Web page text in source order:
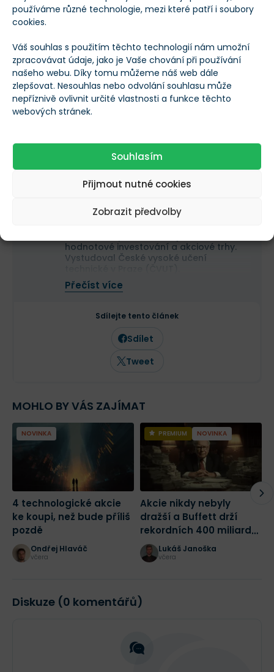
používáme různé technologie, mezi které patří i soubory
cookies.
Váš souhlas s použitím těchto technologií nám umožní
zpracovávat údaje, jako je Vaše chování při používání
našeho webu. Díky tomu můžeme náš web dále
zlepšovat. Nesouhlas nebo odvolání souhlasu může
nepříznivě ovlivnit určité vlastnosti a funkce těchto
webových stránek.
Souhlasím
Přijmout nutné cookies
Zobrazit předvolby
Předplatné může být kdykoliv zrušeno
Líbil se vám tento článek?
Autor
Patrik Kudláček
hodnotové investování a akciové trhy.
Vystudoval České vysoké učení
Ve své investiční strategii kombinuje
aktivní i pasivní přístup a zaměřuje se
společnosti a value investice. Ve svých
článcích se věnuje investičním
strategiím, psychologii investování a
analýze jednotlivých akcií.
Přečíst více
Sdílejte tento článek
Sdílet
Tweet
MOHLO BY VÁS ZAJÍMAT
NOVINKA
4 technologické akcie
ke koupi, než bude příliš
pozdě
Ondřej Hlaváč
včera
PREMIUM NOVINKA
Akcie nikdy nebyly
dražší a Buffett drží
rekordních 400 miliard
dolarů! Jak bych dnes
začal investovat?
Lukáš Janoška
včera
Diskuze (0 komentářů)